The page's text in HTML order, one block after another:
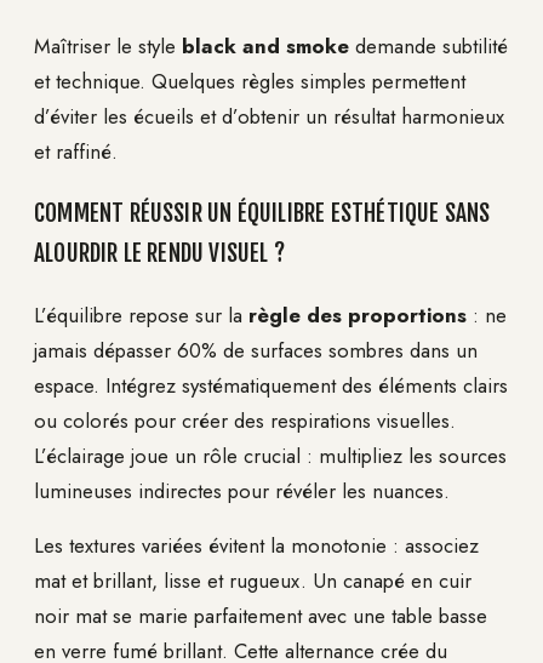
Maîtriser le style black and smoke demande subtilité
et technique. Quelques règles simples permettent
d’éviter les écueils et d’obtenir un résultat harmonieux
et raffiné.
COMMENT RÉUSSIR UN ÉQUILIBRE ESTHÉTIQUE SANS
ALOURDIR LE RENDU VISUEL ?
L’équilibre repose sur la règle des proportions : ne
jamais dépasser 60% de surfaces sombres dans un
espace. Intégrez systématiquement des éléments clairs
ou colorés pour créer des respirations visuelles.
L’éclairage joue un rôle crucial : multipliez les sources
lumineuses indirectes pour révéler les nuances.
Les textures variées évitent la monotonie : associez
mat et brillant, lisse et rugueux. Un canapé en cuir
noir mat se marie parfaitement avec une table basse
en verre fumé brillant. Cette alternance crée du